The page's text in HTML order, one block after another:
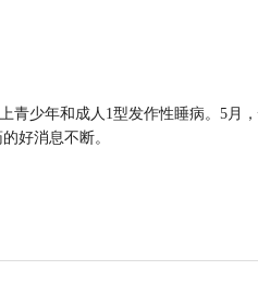
青少年和成人1型发作性睡病。5月
好消息不断。